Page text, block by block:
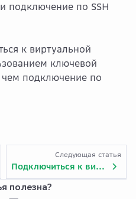
подключение по SSH
к виртуальной
ключевой
подключение по
Следующая статья
Подключиться к виртуальной машине по SSH
полезна?